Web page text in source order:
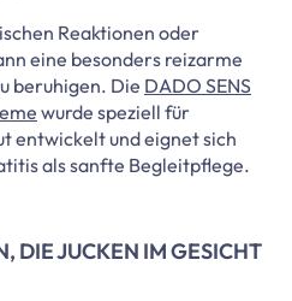
Reaktionen oder
eine besonders reizarme
beruhigen. Die DADO SENS
wurde speziell für
entwickelt und eignet sich
als sanfte Begleitpflege.
DIE JUCKEN IM GESICHT